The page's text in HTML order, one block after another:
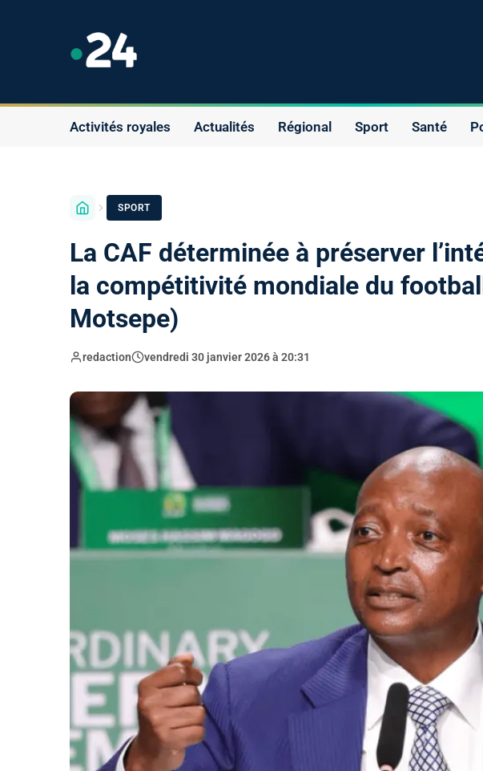
Activités royales Actualités Régional Sport Santé
SPORT
La CAF déterminée à préserver
la compétitivité mondiale du
Motsepe)
redaction vendredi 30 janvier 2026 à 20:31